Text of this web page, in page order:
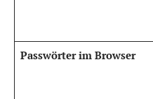
Passwörter im Browser